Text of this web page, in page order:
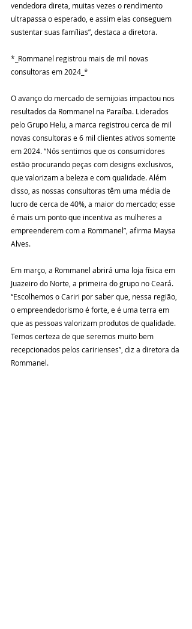
vendedora direta, muitas vezes o rendimento
ultrapassa o esperado, e assim elas conseguem
sustentar suas famílias”, destaca a diretora.
*_Rommanel registrou mais de mil novas
consultoras em 2024_*
O avanço do mercado de semijoias impactou nos
resultados da Rommanel na Paraíba. Liderados
pelo Grupo Helu, a marca registrou cerca de mil
novas consultoras e 6 mil clientes ativos somente
em 2024. “Nós sentimos que os consumidores
estão procurando peças com designs exclusivos,
que valorizam a beleza e com qualidade. Além
disso, as nossas consultoras têm uma média de
lucro de cerca de 40%, a maior do mercado; esse
é mais um ponto que incentiva as mulheres a
empreenderem com a Rommanel”, afirma Maysa
Alves.
Em março, a Rommanel abrirá uma loja física em
Juazeiro do Norte, a primeira do grupo no Ceará.
“Escolhemos o Cariri por saber que, nessa região,
o empreendedorismo é forte, e é uma terra em
que as pessoas valorizam produtos de qualidade.
Temos certeza de que seremos muito bem
recepcionados pelos caririenses”, diz a diretora da
Rommanel.